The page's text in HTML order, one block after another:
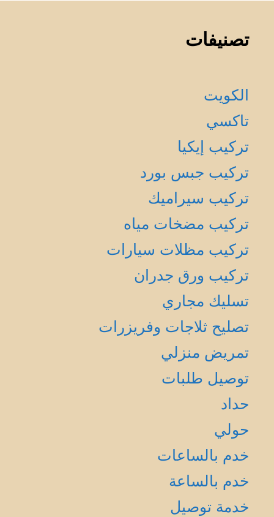
تصنيفات
الكويت
تاكسي
تركيب إيكيا
تركيب جبس بورد
تركيب سيراميك
تركيب مضخات مياه
تركيب مظلات سيارات
تركيب ورق جدران
تسليك مجاري
تصليح ثلاجات وفريزرات
تمريض منزلي
توصيل طلبات
حداد
حولي
خدم بالساعات
خدم بالساعة
خدمة توصيل